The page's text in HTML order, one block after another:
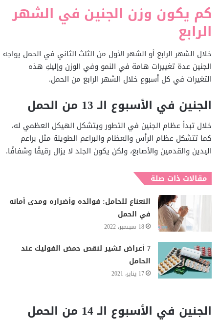
كم يكون وزن الجنين في الشهر
الرابع
خلال الشهر الرابع أو الشهر الأول من الثلث الثاني في الحمل يواجه
الجنين عدة تغييرات هامة في النمو وفي الوزن وإليكِ هذه
التغيرات في كل أسبوع خلال الشهر الرابع من الحمل.
الجنين في الأسبوع الـ 13 من الحمل
خلال تبدأ عظام الجنين في التطور ويتشكل الهيكل العظمي له،
كما تتشكل عظام الرأس والعظام والبراعم الطويلة مثل براعم
اليدين والقدمين والأصابع، ولكن يكون الجلد لا يزال رقيقًا وشفافًا.
مقالات ذات صلة
النعناع للحامل: فوائده وأضراره ومدى أمانه
في الحمل
18 سبتمبر، 2022
7 أعراض تشير لنقص حمض الفوليك عند
الحامل
17 يناير، 2021
الجنين في الأسبوع الـ 14 من الحمل